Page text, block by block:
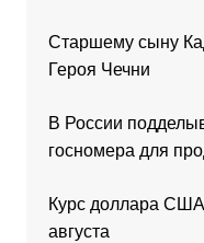
Старшему сыну
Героя Чечни
В России
госномера для
Курс доллара
августа